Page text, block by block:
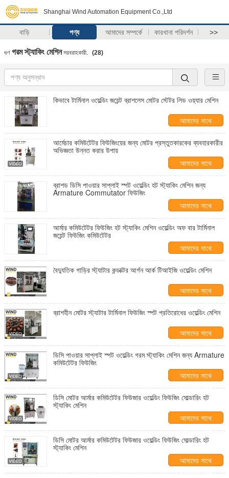
Shanghai Wind Automation Equipment Co.,Ltd
বাড়ি পণ্য আমাদের সম্পর্কে কারখানা পরিদর্শন >>
গুণ গরম স্ট্যাকিং মেশিনসরবরাহকারী. (28)
কিভাবে টার্মিনাল ওয়েল্ডিং জয়েন্ট ব্রাশলেস মোটর স্টেটর লিড ওয়্যার মেশিন
আমাদের সাথে
যোগাযোগ করুন
আর্মেচার কমিউটেটর ফিউজিংয়ের জন্য মোটর প্রস্তুতকারকের ব্যবহারকারীর
অভিজ্ঞতা উন্নত করার উপায়
আমাদের সাথে
যোগাযোগ করুন
ব্রাশড ডিসি পাওয়ার সাপ্লাই স্পট ওয়েল্ডিং হট স্ট্যাকিং মেশিন জন্য
Armature Commutator ফিউজিং
আমাদের সাথে
যোগাযোগ করুন
আর্মার কমিউটেটর ফিউজিং হট স্ট্যাকিং মেশিন ওয়েল্ডিং অফ বার টার্মিনাল
জয়েন্ট ফিউজিং কমিউটেটর
আমাদের সাথে
যোগাযোগ করুন
বৈদ্যুতিক গাড়ির স্ট্যাটার কন্ডাক্টর আর্গন আর্ক টিআইজি ওয়েল্ডিং মেশিন
আমাদের সাথে
যোগাযোগ করুন
ব্রাশহীন মোটর স্ট্যাটার টার্মিনাল ফিউজিং স্পট প্রতিরোধের ওয়েল্ডিং মেশিন
আমাদের সাথে
যোগাযোগ করুন
ডিসি পাওয়ার সাপ্লাই স্পট ওয়েল্ডিং গরম স্ট্যাকিং মেশিন জন্য Armature
কমিউটেটর ফিউজিং
আমাদের সাথে
যোগাযোগ করুন
ডিসি মোটর আর্মার কমিউটেটর ফিউজার ওয়েল্ডিং ফিউজিং সোল্ডারিং হট
স্ট্যাকিং মেশিন
আমাদের সাথে
যোগাযোগ করুন
ডিসি মোটর আর্মার কমিউটেটর ফিউজার ওয়েল্ডিং ফিউজিং সোল্ডারিং হট
স্ট্যাকিং মেশিন
আমাদের সাথে
যোগাযোগ করুন